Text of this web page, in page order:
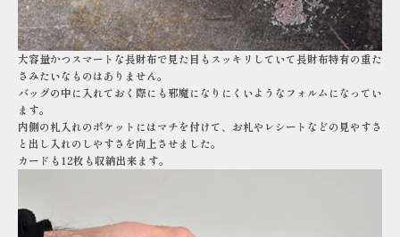
大容量かつスマートな長財布で見た目もスッキリしていて長財布特有の重た
さみたいなものはありません。
バッグの中に入れておく際にも邪魔になりにくいようなフォルムになってい
ます。
内側の札入れのポケットにはマチを付けて、お札やレシートなどの見やすさ
と出し入れのしやすさを向上させました。
カードも12枚も収納出来ます。